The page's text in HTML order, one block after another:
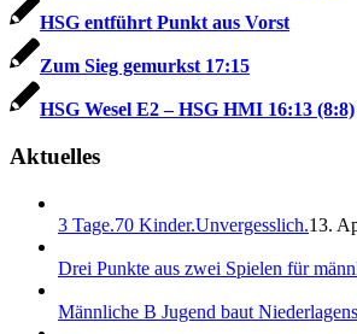
HSG entführt Punkt aus Vorst
Zum Sieg gemurkst 17:15
HSG Wesel E2 – HSG HMI 16:13 (8:8)
Aktuelles
3 Tage.70 Kinder.Unvergesslich.13.
Drei Punkte aus zwei Spielen für
Männliche B Jugend baut